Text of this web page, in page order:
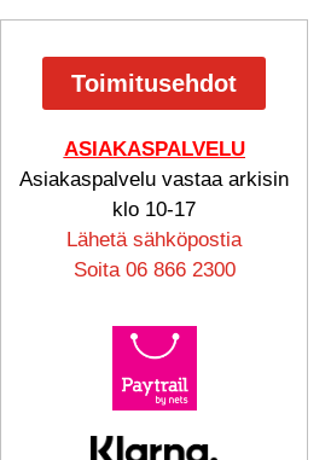
Toimitusehdot
ASIAKASPALVELU
Asiakaspalvelu vastaa arkisin
klo 10-17
Lähetä sähköpostia
Soita 06 866 2300